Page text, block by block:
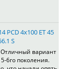
PCD 4x100 ET 45
S
вариант
6го поколения.